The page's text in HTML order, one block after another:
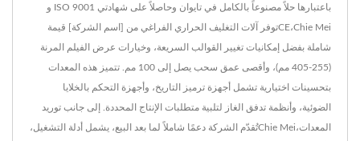
باعتبارها حلاً مصنوعاً بالكامل في تايوان وحاصلاً على شهادتي ISO 9001 و
CE،Chie Meiتوفر آلات التغليف الحراري الفراغي من [اسم الشركة] قيمة
شاملة بفضل إمكانيات تغيير القوالب السريعة، وخيارات عرض الفيلم المرنة
(255-405 مم)، وأقصى عمق سحب يصل إلى 100 مم. تتميز هذه المعدات
بتحسينات اختيارية تشمل أجهزة ترميز التاريخ، وأجهزة التحكم بالخلايا
الضوئية، وأنظمة تدفق الغاز لتلبية متطلبات الإنتاج المحددة. إلى جانب توريد
المعدات،Chie Meiتُقدّم الشركة دعمًا شاملاً لما بعد البيع، يشمل أدلة التشغيل،